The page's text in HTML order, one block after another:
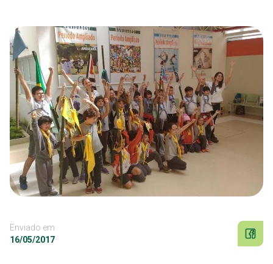
Enviado em
16/05/2017